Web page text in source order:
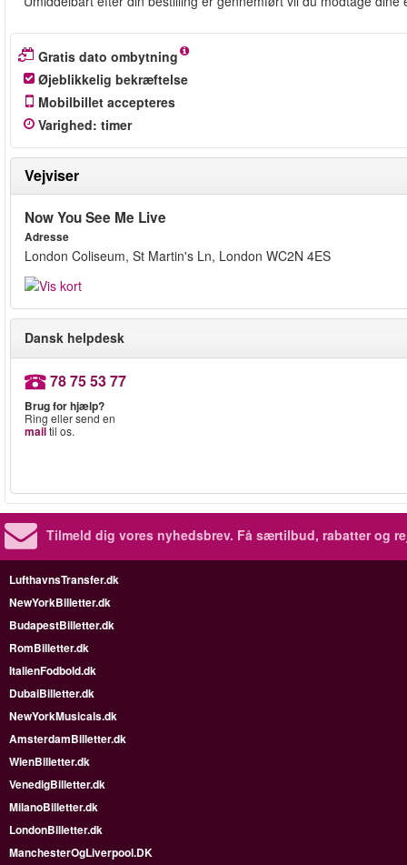
Gratis dato ombytning
Øjeblikkelig bekræftelse
Mobilbillet accepteres
Varighed: timer
Vejviser
Now You See Me Live
Adresse
London Coliseum, St Martin's Ln, London WC2N 4ES
Dansk helpdesk
78 75 53 77
Brug for hjælp?
Ring eller send en
mailtil os.
Tilmeld dig vores nyhedsbrev. Få særtilbud, rabatter og
LufthavnsTransfer.dk
NewYorkBilletter.dk
BudapestBilletter.dk
RomBilletter.dk
ItalienFodbold.dk
DubaiBilletter.dk
NewYorkMusicals.dk
AmsterdamBilletter.dk
WienBilletter.dk
VenedigBilletter.dk
MilanoBilletter.dk
LondonBilletter.dk
ManchesterOgLiverpool.DK